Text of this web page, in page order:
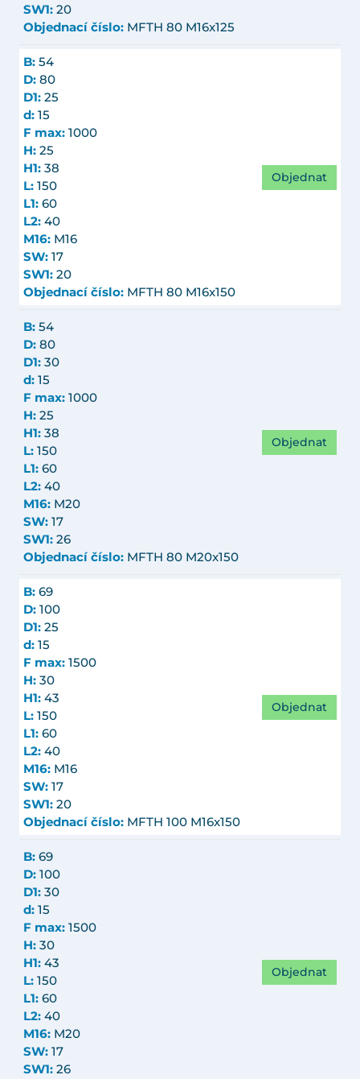
SW1: 20
Objednací číslo: MFTH 80 M16x125
B: 54
D: 80
D1: 25
d: 15
F max: 1000
H: 25
H1: 38
L: 150
L1: 60
L2: 40
M16: M16
SW: 17
SW1: 20
Objednací číslo: MFTH 80 M16x150
Objednat
B: 54
D: 80
D1: 30
d: 15
F max: 1000
H: 25
H1: 38
L: 150
L1: 60
L2: 40
M16: M20
SW: 17
SW1: 26
Objednací číslo: MFTH 80 M20x150
Objednat
B: 69
D: 100
D1: 25
d: 15
F max: 1500
H: 30
H1: 43
L: 150
L1: 60
L2: 40
M16: M16
SW: 17
SW1: 20
Objednací číslo: MFTH 100 M16x150
Objednat
B: 69
D: 100
D1: 30
d: 15
F max: 1500
H: 30
H1: 43
L: 150
L1: 60
L2: 40
M16: M20
SW: 17
SW1: 26
Objednat